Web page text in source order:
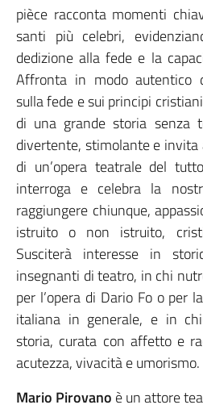
pièce racconta momenti
santi più celebri,
dedizione alla fede e la
Affronta in modo autentico
sulla fede e sui principi
di una grande storia senza
divertente, stimolante e
di un’opera teatrale del
interroga e celebra la
raggiungere chiunque,
istruito o non istruito,
Susciterà interesse in
insegnanti di teatro, in chi
per l’opera di Dario Fo o per
italiana in generale, e in
storia, curata con affetto e
acutezza, vivacità e umorismo.
Mario Pirovano è un attore